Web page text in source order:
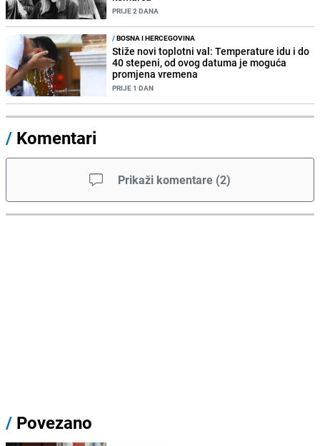
PRIJE 2 DANA
/BOSNA I HERCEGOVINA
Stiže novi toplotni val: Temperature idu i do
40 stepeni, od ovog datuma je moguća
promjena vremena
PRIJE 1 DAN
/ Komentari
Prikaži komentare (2)
/ Povezano